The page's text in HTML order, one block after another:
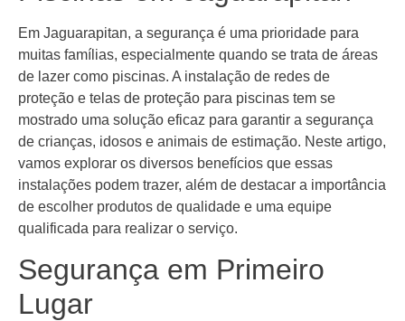
Em Jaguarapitan, a segurança é uma prioridade para
muitas famílias, especialmente quando se trata de áreas
de lazer como piscinas. A instalação de redes de
proteção e telas de proteção para piscinas tem se
mostrado uma solução eficaz para garantir a segurança
de crianças, idosos e animais de estimação. Neste artigo,
vamos explorar os diversos benefícios que essas
instalações podem trazer, além de destacar a importância
de escolher produtos de qualidade e uma equipe
qualificada para realizar o serviço.
Segurança em Primeiro
Lugar